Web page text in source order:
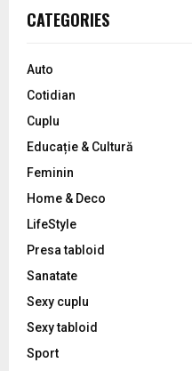
h
o
:
CATEGORIES
Auto
Cotidian
Cuplu
Educație & Cultură
Feminin
Home & Deco
LifeStyle
Presa tabloid
Sanatate
Sexy cuplu
Sexy tabloid
Sport